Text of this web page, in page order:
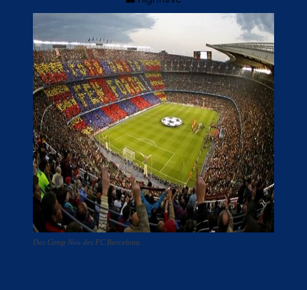
Das Camp Nou des FC Barcelona.